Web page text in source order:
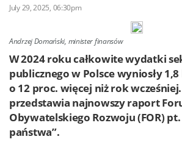
Działy
Zaloguj przez Clascal
July 29, 2025, 06:30pm
Andrzej Domański, minister finansów
W 2024 roku całkowite wydatki
publicznego w Polsce wyniosły
o 12 proc. więcej niż rok
przedstawia najnowszy raport
Obywatelskiego Rozwoju (FOR)
państwa”.